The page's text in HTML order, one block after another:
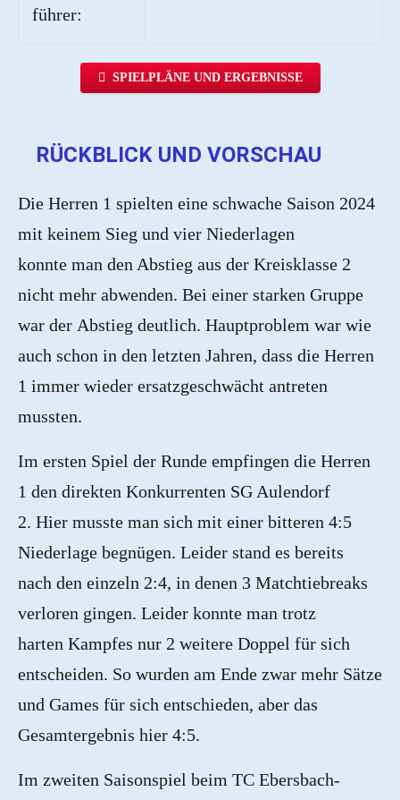
führer:
SPIELPLÄNE UND ERGEBNISSE
RÜCKBLICK UND VORSCHAU
Die Herren 1 spielten eine schwache Saison 2024
mit keinem Sieg und vier Niederlagen
konnte man den Abstieg aus der Kreisklasse 2
nicht mehr abwenden. Bei einer starken Gruppe
war der Abstieg deutlich. Hauptproblem war wie
auch schon in den letzten Jahren, dass die Herren
1 immer wieder ersatzgeschwächt antreten
mussten.
Im ersten Spiel der Runde empfingen die Herren
1 den direkten Konkurrenten SG Aulendorf
2. Hier musste man sich mit einer bitteren 4:5
Niederlage begnügen. Leider stand es bereits
nach den einzeln 2:4, in denen 3 Matchtiebreaks
verloren gingen. Leider konnte man trotz
harten Kampfes nur 2 weitere Doppel für sich
entscheiden. So wurden am Ende zwar mehr Sätze
und Games für sich entschieden, aber das
Gesamtergebnis hier 4:5.
Im zweiten Saisonspiel beim TC Ebersbach-